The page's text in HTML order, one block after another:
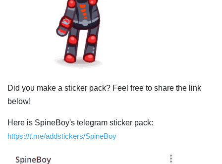
Did you make a sticker pack? Feel free to share the link
below!
Here is SpineBoy's telegram sticker pack:
https://t.me/addstickers/SpineBoy